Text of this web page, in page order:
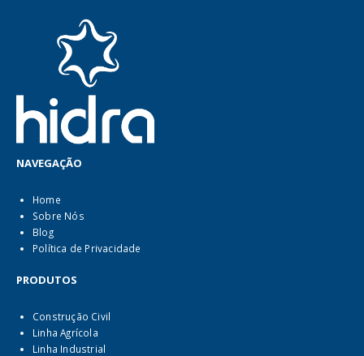
NAVEGAÇÃO
Home
Sobre Nós
Blog
Política de Privacidade
PRODUTOS
Construção Civil
Linha Agrícola
Linha Industrial